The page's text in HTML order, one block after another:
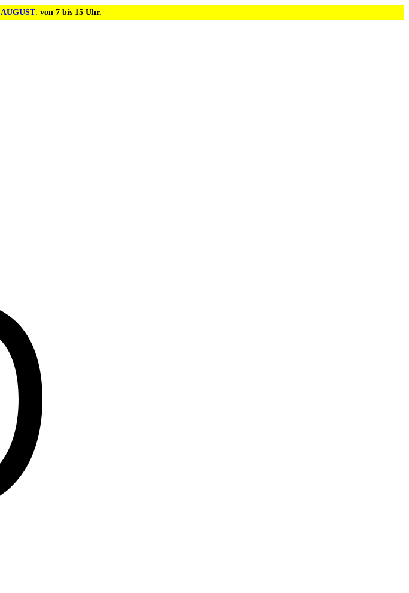
AUGUST: von 7 bis 15 Uhr.